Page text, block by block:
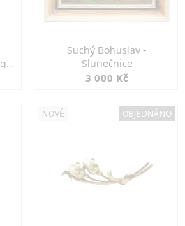
Suchý Bohuslav -
Slunečnice
3 000 Kč
NOVÉ OBJEDNÁNO